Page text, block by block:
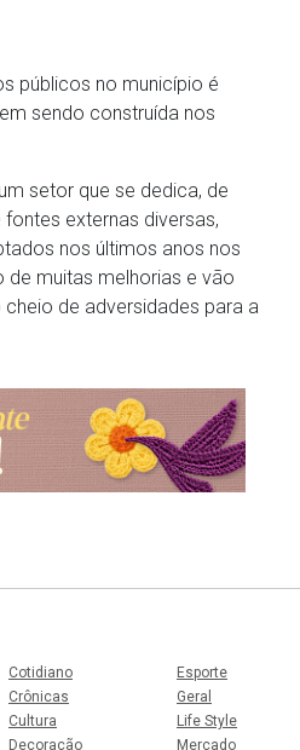
públicos no município é
sendo construída nos
setor que se dedica, de
externas diversas,
nos últimos anos nos
muitas melhorias e vão
de adversidades para a
Cotidiano
Crônicas
Cultura
Decoração
Esporte
Geral
Life Style
Mercado